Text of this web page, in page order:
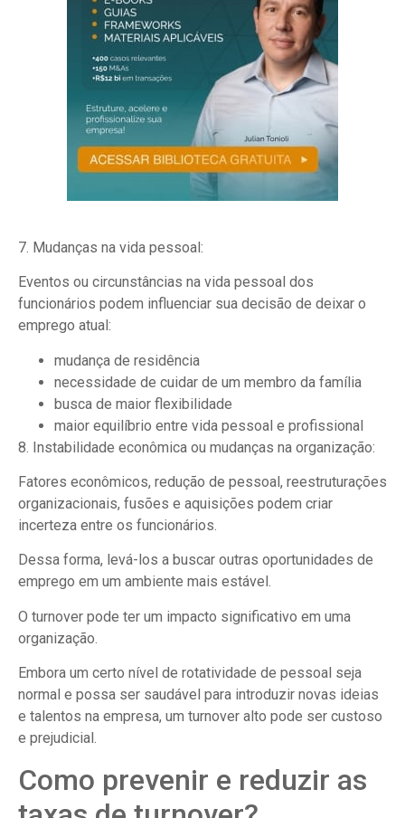
7. Mudanças na vida pessoal:
Eventos ou circunstâncias na vida pessoal dos
funcionários podem influenciar sua decisão de deixar o
emprego atual:
mudança de residência
necessidade de cuidar de um membro da família
busca de maior flexibilidade
maior equilíbrio entre vida pessoal e profissional
8. Instabilidade econômica ou mudanças na organização:
Fatores econômicos, redução de pessoal, reestruturações
organizacionais, fusões e aquisições podem criar
incerteza entre os funcionários.
Dessa forma, levá-los a buscar outras oportunidades de
emprego em um ambiente mais estável.
O turnover pode ter um impacto significativo em uma
organização.
Embora um certo nível de rotatividade de pessoal seja
normal e possa ser saudável para introduzir novas ideias
e talentos na empresa, um turnover alto pode ser custoso
e prejudicial.
Como prevenir e reduzir as